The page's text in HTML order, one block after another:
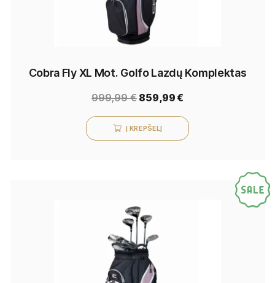
Cobra Fly XL Mot. Golfo Lazdų Komplektas
999,99€ 859,99€
Į KREPŠELĮ